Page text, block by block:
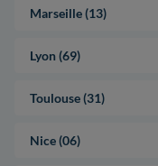
Marseille (13)
Lyon (69)
Toulouse (31)
Nice (06)